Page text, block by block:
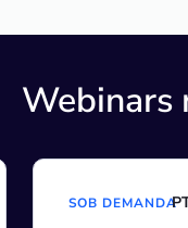
Webinars
SOB DEMANDA